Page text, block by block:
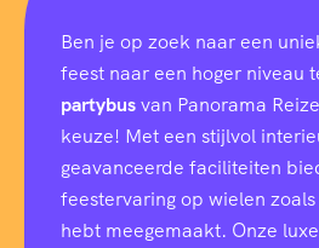
Ben je op zoek naar een
feest naar een hoger niveau
partybusvan Panorama
keuze! Met een stijlvol
geavanceerde faciliteiten
feestervaring op wielen
hebt meegemaakt. Onze